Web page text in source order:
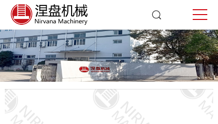
气缸环
首页 气缸环